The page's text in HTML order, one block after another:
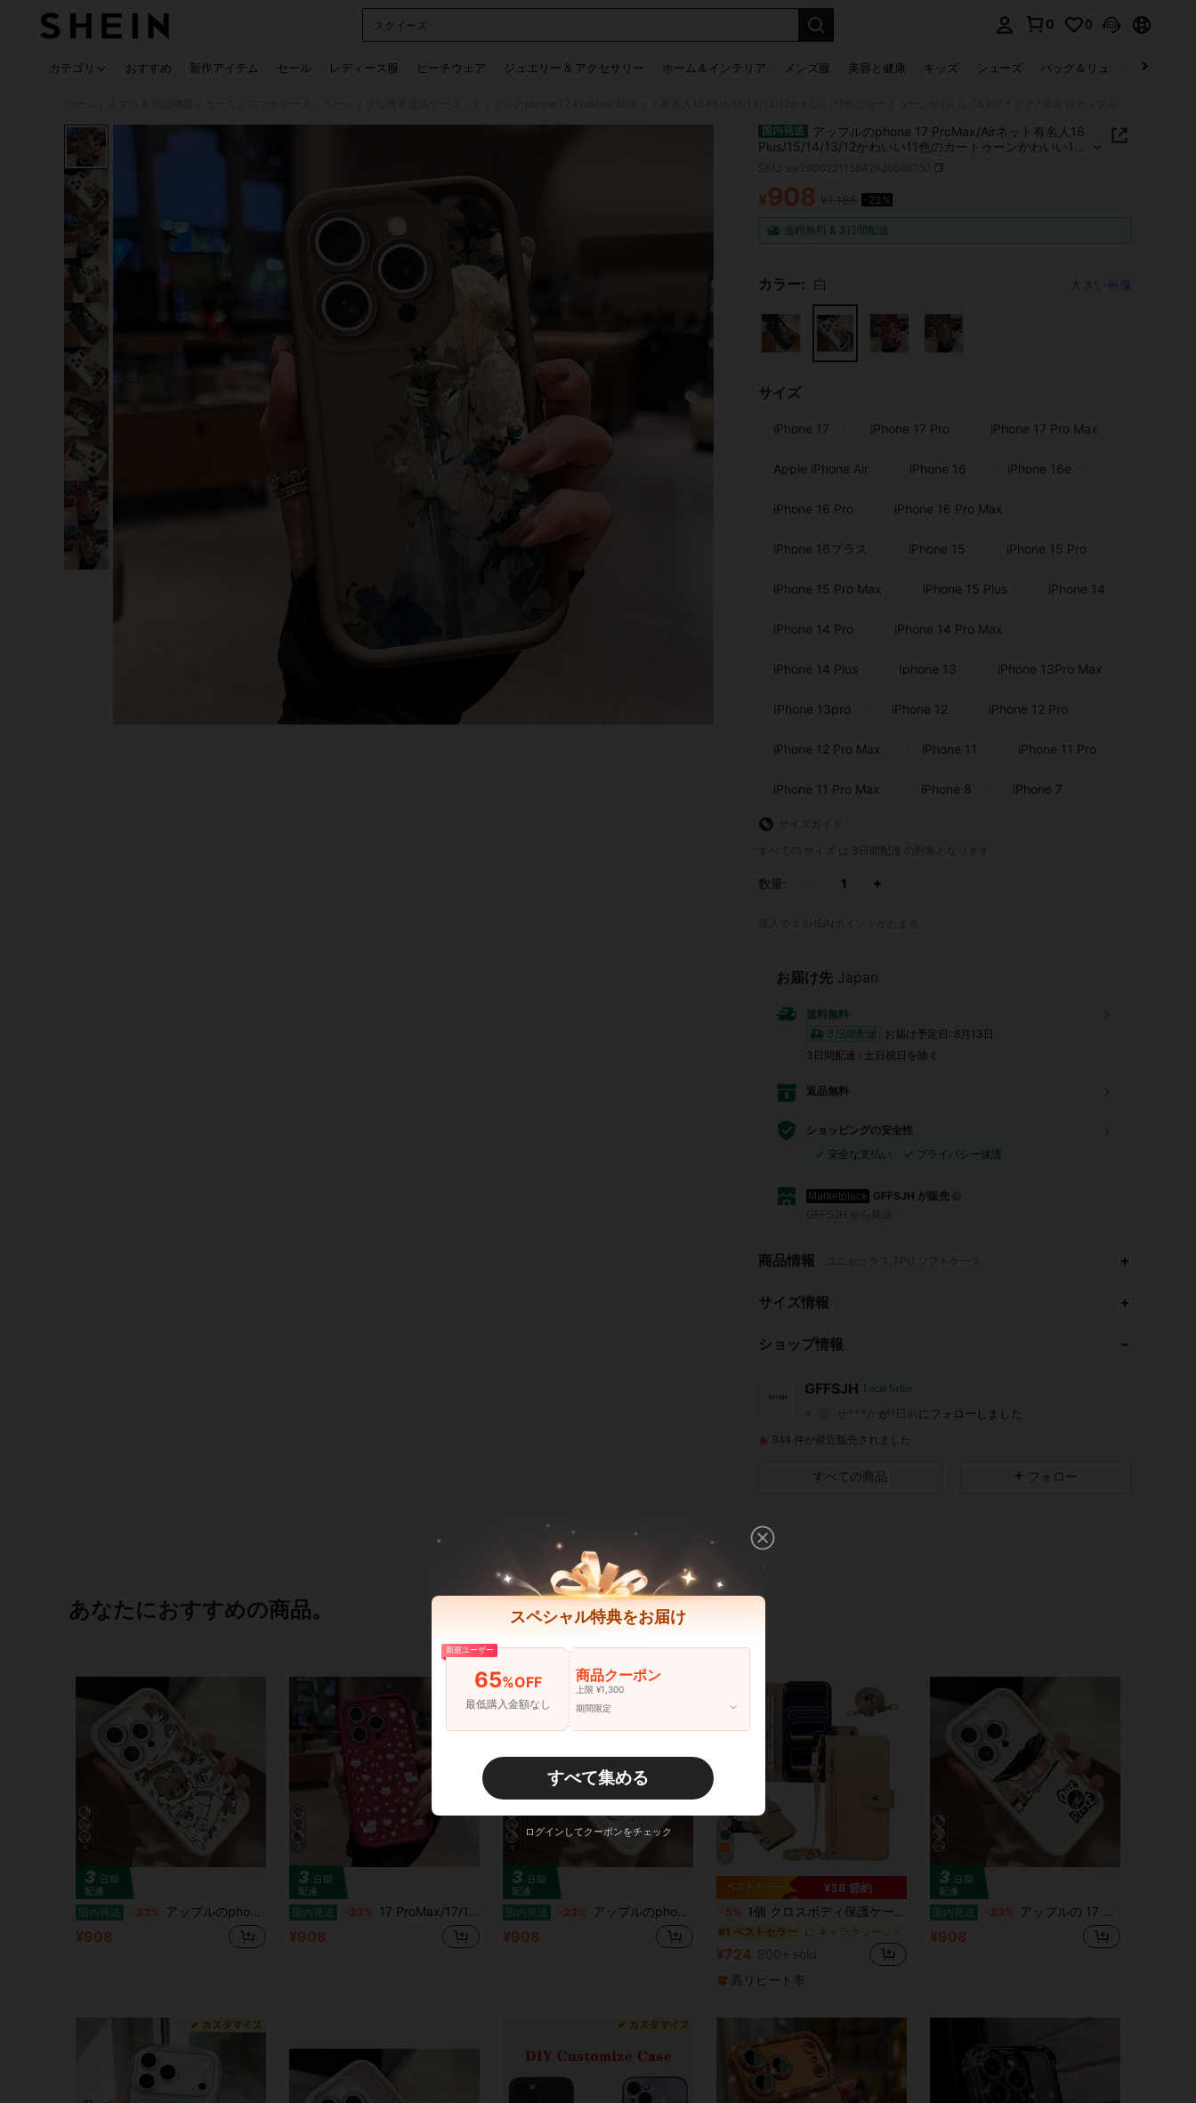
スクイーズ
0 0
カテゴリ おすすめ 新作アイテム セール レディース服 ビーチウェア ジュエリー & アクセサリー ホーム＆インテリア メンズ服 美容と健康 キッズ シューズ バッグ＆リュック
国内発送
アップルのphone 17 ProMax/Airネット有名人16
Plus/15/14/13/12かわいい11色のカートゥーンかわいい16
eアイデア7/8 全包カップルの反秋ファッションブランドア
ニメファッション個性漫画新7816112716ePro AirPlus
11Pro14Pro15Pro12Pro17Pro13Pro16Plus15Plus14Plus78
1
PRICE AND AVAILABILITY
¥908 -23%
送料無料 & 3日間配達
カラー: 白 大きい画像
サイズ
iPhone 17 iPhone 17 Pro iPhone 17 Pro Max
Apple iPhone Air iPhone 16 iPhone 16e
iPhone 16 Pro iPhone 16 Pro Max
iPhone 16プラス iPhone 15 iPhone 15 Pro
iPhone 15 Pro Max iPhone 15 Plus iPhone 14
iPhone 14 Pro iPhone 14 Pro Max
iPhone 14 Plus Iphone 13 iPhone 13Pro Max
IPhone 13pro iPhone 12 iPhone 12 Pro
iPhone 12 Pro Max iPhone 11 iPhone 11 Pro
iPhone 11 Pro Max iPhone 8 iPhone 7
サイズガイド
すべての サイズ は 3日間配達 の対象となります
数量:
5
お届け先 Japan
送料無料
3日間配達
お届け予定日: 8月13日
3日間配達 : 土日祝日を除く
返品無料
ショッピングの安全性
安全な支払い
プライバシー保護
Marketplace GFFSJH が販売
GFFSJH から発送
商品情報 ユニセックス,TPU,ソフトケース
サイズ情報
ショップ情報
GFFSJH Local Seller
4.40
4.40
4.40
5.5K
4.40 5.5K 商品 7フォロワー
4.40 5.5K
844 件が最近販売されました
すべての商品 フォロー
あなたにおすすめの商品。
4
国内発送 -23% アップルのphone 17 ProMax/Airカートゥーンかわいい16 Plus/15/14個性13/12カラーファッション11全パッケージアイデア16 e落下防止7/8 新しいかわいいアニメカップル
¥908
国内発送 -23% 17 ProMax/17/16 Plusアニメカップル15全パック14/13/12スマホケース投げ防止11かわいいアニメ8 ファッション7クリエイティブな個性的なストリートウェアブランドの新作フルバッグ
¥908
4
国内発送 -23% アップルのphone 17 ProMax/Air/16 Plus/15/14クリエイティブかわいいカートゥーン13/12転倒防止11/16 eファッションブランド7全パッケージアニメ新版に適用8 カップルのおしゃれな個性的なキャラクターがかわいい87141712131116製品16 ePlus 17 Pro 11 Pro 14 Pro 13 Pro 16 Pro 15
¥908
¥38 節約
-5% 1個 クロスボディ保護ケース カードスロット付き ジッパーポケット対応 Apple 17 ProMax/16/15/14/13/12/11pro、A56、NOTE 14 PRO 5G (国際版)、メイクアップミラー付き携帯電話保護カバー
#1 ベストセラー
¥724 800+ sold
高リピート率
国内発送 -23% アップルの 17 ProMax/17/16 Plus/15ファッションブランド14転倒防止アニメの個性13/12/11クリエイティブアニメのかわいいフルバックファッションに適用8 かわいい7つの携帯ケースカップルのための漫画
¥908
スペシャル特典をお届け
新規ユーザー
65%OFF
最低購入金額なし
商品クーポン
上限 ¥1,300
期間限定
すべて集める
ログインしてクーポンをチェック